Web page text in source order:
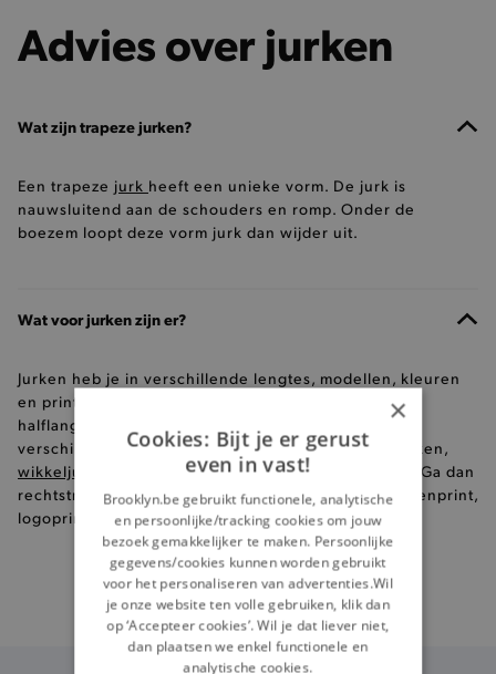
Advies over jurken
Wat zijn trapeze jurken?
Een trapeze jurk heeft een unieke vorm. De jurk is
nauwsluitend aan de schouders en romp. Onder de
boezem loopt deze vorm jurk dan wijder uit.
Wat voor jurken zijn er?
Jurken heb je in verschillende lengtes, modellen, kleuren
en prints. Om te beginnen hebben we korte jurken,
halflange jurken en lange jurken. Daarnaast zijn er
verschillende soorten zoals:hemdjurken, T-shirt jurken,
wikkeljurken
, jeansjurken,... Kies jij voor een print? Ga dan
rechtstreeks naar de jurken met all over print, strepenprint,
logoprint, bloemenprint,...
Specialistin broeken
×
Cookies: Bijt je er gerust
even in vast!
Brooklyn.be gebruikt functionele, analytische
en persoonlijke/tracking cookies om jouw
bezoek gemakkelijker te maken. Persoonlijke
gegevens/cookies kunnen worden gebruikt
voor het personaliseren van advertenties.Wil
je onze website ten volle gebruiken, klik dan
op ‘Accepteer cookies’. Wil je dat liever niet,
dan plaatsen we enkel functionele en
analytische cookies.